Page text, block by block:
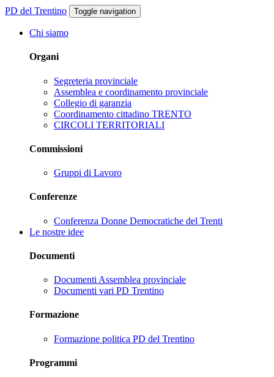
PD del Trentino Toggle navigation
Chi siamo
Organi
Segreteria provinciale
Assemblea e coordinamento provinciale
Collegio di garanzia
Coordinamento cittadino TRENTO
CIRCOLI TERRITORIALI
Commissioni
Gruppi di Lavoro
Conferenze
Conferenza Donne Democratiche del Trenti
Le nostre idee
Documenti
Documenti Assemblea provinciale
Documenti vari PD Trentino
Formazione
Formazione politica PD del Trentino
Programmi